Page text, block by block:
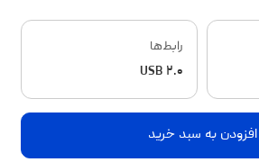
رابط‌ها
USB ۲.۰
افزودن به سبد خرید